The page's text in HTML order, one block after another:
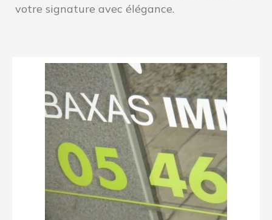
votre signature avec élégance.